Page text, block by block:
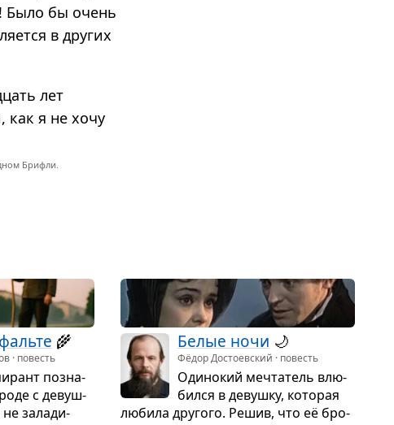
Было бы очень
в других
лет
я не хочу
Брифли.
🌾
· повесть
позна­
с девуш­
зала­ди­
Белые ночи 🌙
Фёдор Достоевский · повесть
Оди­но­кий меч­та­тель влю­
бился в девушку, кото­рая
любила дру­гого. Решив, что её бро­